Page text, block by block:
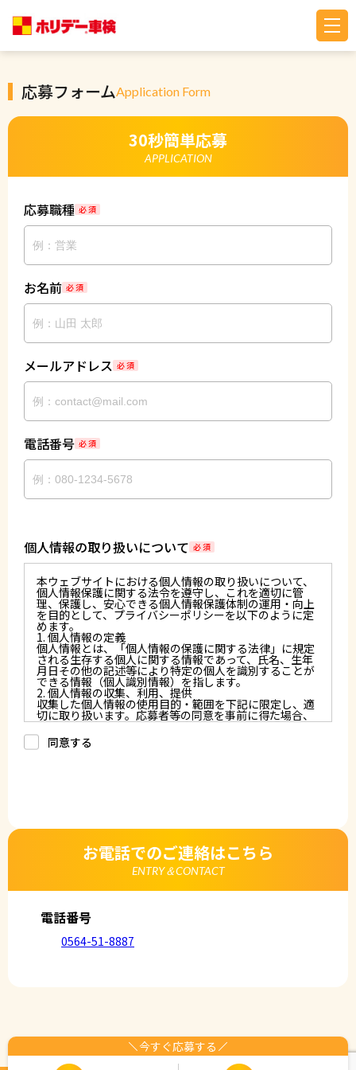
今すぐ応募する
応募フォームApplication Form
30秒簡単応募
APPLICATION
応募職種 必 須
お名前 必 須
メールアドレス 必 須
電話番号 必 須
個人情報の取り扱いについて 必 須
本ウェブサイトにおける個人情報の取り扱いについて、
個人情報保護に関する法令を遵守し、これを適切に管
理、保護し、安心できる個人情報保護体制の運用・向上
を目的として、プライバシーポリシーを以下のように定
めます。
1. 個人情報の定義
個人情報とは、「個人情報の保護に関する法律」に規定
される生存する個人に関する情報であって、氏名、生年
月日その他の記述等により特定の個人を識別することが
できる情報（個人識別情報）を指します。
2. 個人情報の収集、利用、提供
収集した個人情報の使用目的・範囲を下記に限定し、適
切に取り扱います。応募者等の同意を事前に得た場合、
又は法令により許された場合を除き、個人情報を第三者
に提供しません。
a.応募者等からのお問い合わせに対応・管理するため
な期間、妥当な範囲内でこれに応じます。
応募者等の個人情報の取得、利用その他一切の取り扱い
について、個人情報の保護に関する法律、その他の関連
法令、及び本プライバシーポリシーを遵守します。
応募者等の個人情報を正確かつ最新の内容に保つよう努
及び毀損から保護するため、必要な安全管理措置を講じ
ます。
6. Cookieについて
本ウェブサイトでは、一部のコンテンツにおいてCookie
Googleアナリティクスは、トラフィックデータの収集の
ためにCookieを使用しています。このトラフィックデー
タは匿名で収集されており、個人を特定するものではあ
同意する
お電話でのご連絡はこちら
ENTRY＆CONTACT
電話番号
0564-51-8887